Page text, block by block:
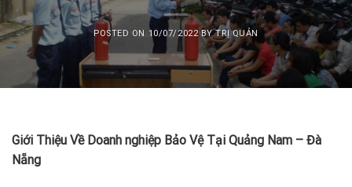
POSTED ON 10/07/2022BYTRỊ QUẢN
Giới Thiệu Về Doanh nghiệp Bảo Vệ Tại Quảng Nam – Đà
Nẵng